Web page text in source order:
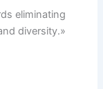
eliminating
diversity.»